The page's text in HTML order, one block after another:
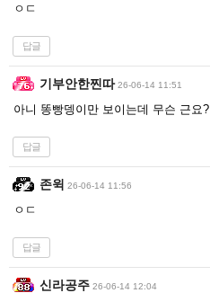
ㅇㄷ
답글
기부안한찐따 26-06-14 11:51
아니 똥빵뎅이만 보이는데 무슨 근요?
답글
존윅 26-06-14 11:56
ㅇㄷ
답글
신라공주 26-06-14 12:04